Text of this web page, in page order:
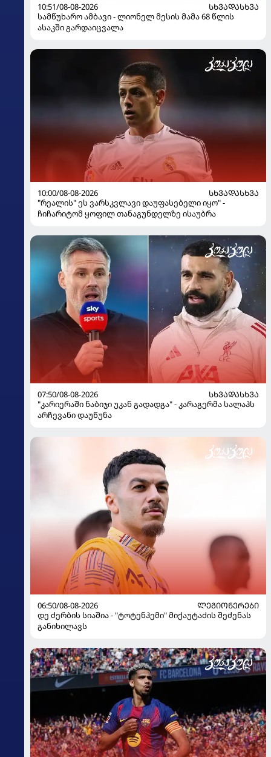
10:51/08-08-2026
ᲡᲮᲕᲐᲓᲐᲡᲮᲕᲐ
სამწუხარო ამბავი - ლიონელ მესის მამა 68 წლის
ასაკში გარდაიცვალა
10:00/08-08-2026
ᲡᲮᲕᲐᲓᲐᲡᲮᲕᲐ
"რეალის" ეს ვარსკვლავი დაუფასებელი იყო" -
ჩიჩარიტომ ყოფილ თანაგუნდელზე ისაუბრა
07:50/08-08-2026
ᲡᲮᲕᲐᲓᲐᲡᲮᲕᲐ
"კარიერაში ნაბიჯი უკან გადადგა" - კარაგერმა სალაჰს
არჩევანი დაუწუნა
06:50/08-08-2026
ᲚᲔᲒᲘᲝᲜᲔᲠᲔᲑᲘ
დე ძერბის სიაშია - "ტოტენჰემი" მიქაუტაძის შეძენას
განიხილავს